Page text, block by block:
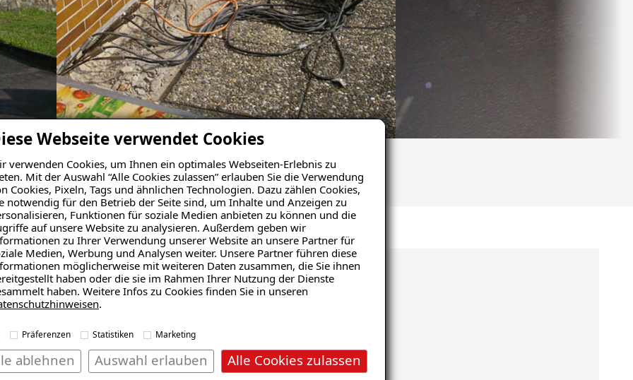
Webseite verwendet Cookies
verwenden Cookies, um Ihnen ein optimales Webseiten-Erlebnis zu
Mit der Auswahl “Alle Cookies zulassen” erlauben Sie die Verwendung
Cookies, Pixeln, Tags und ähnlichen Technologien. Dazu zählen Cookies,
notwendig für den Betrieb der Seite sind, um Inhalte und Anzeigen zu
Funktionen für soziale Medien anbieten zu können und die
auf unsere Website zu analysieren. Außerdem geben wir
zu Ihrer Verwendung unserer Website an unsere Partner für
Medien, Werbung und Analysen weiter. Unsere Partner führen diese
möglicherweise mit weiteren Daten zusammen, die Sie ihnen
haben oder die sie im Rahmen Ihrer Nutzung der Dienste
haben. Weitere Infos zu Cookies finden Sie in unseren
.
Präferenzen Statistiken Marketing
Alle Cookies zulassen
Auswahl erlauben
ablehnen
erhalten